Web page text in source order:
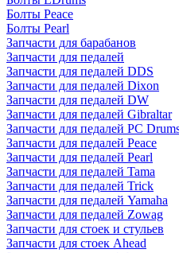
Болты Peace
Болты Pearl
Запчасти для барабанов
Запчасти для педалей
Запчасти для педалей DDS
Запчасти для педалей Dixon
Запчасти для педалей DW
Запчасти для педалей Gibraltar
Запчасти для педалей PC
Запчасти для педалей Peace
Запчасти для педалей Pearl
Запчасти для педалей Tama
Запчасти для педалей Trick
Запчасти для педалей Yamaha
Запчасти для педалей Zowag
Запчасти для стоек и стульев
Запчасти для стоек Ahead